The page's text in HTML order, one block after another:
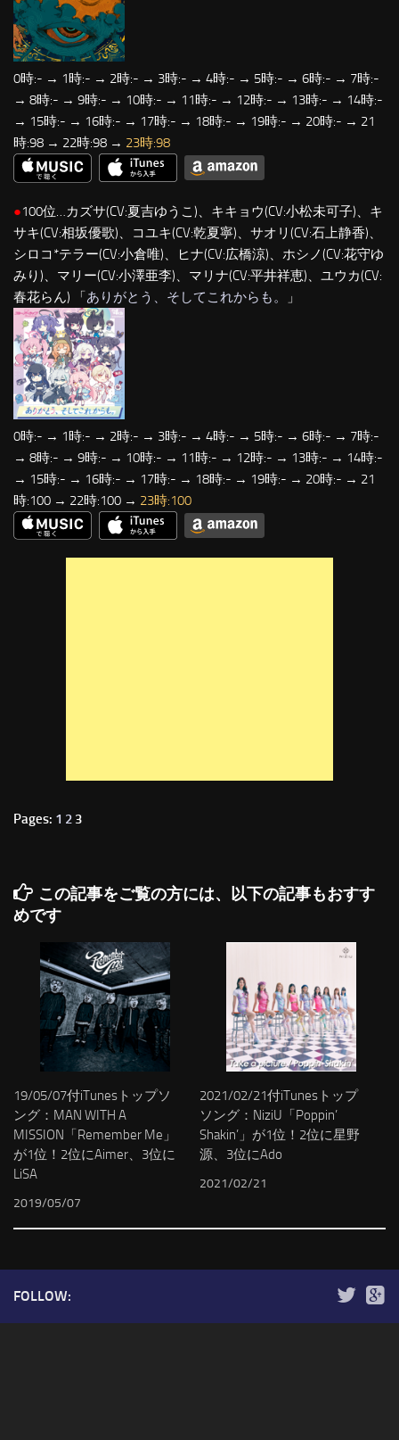
0時:- → 1時:- → 2時:- → 3時:- → 4時:- → 5時:- → 6時:- → 7時:-
→ 8時:- → 9時:- → 10時:- → 11時:- → 12時:- → 13時:- → 14時:-
→ 15時:- → 16時:- → 17時:- → 18時:- → 19時:- → 20時:- → 21
時:98 → 22時:98 → 23時:98
●100位…カズサ(CV:夏吉ゆうこ)、キキョウ(CV:小松未可子)、キ
サキ(CV:相坂優歌)、コユキ(CV:乾夏寧)、サオリ(CV:石上静香)、
シロコ*テラー(CV:小倉唯)、ヒナ(CV:広橋涼)、ホシノ(CV:花守ゆ
みり)、マリー(CV:小澤亜李)、マリナ(CV:平井祥恵)、ユウカ(CV:
春花らん) 「ありがとう、そしてこれからも。 」
0時:- → 1時:- → 2時:- → 3時:- → 4時:- → 5時:- → 6時:- → 7時:-
→ 8時:- → 9時:- → 10時:- → 11時:- → 12時:- → 13時:- → 14時:-
→ 15時:- → 16時:- → 17時:- → 18時:- → 19時:- → 20時:- → 21
時:100 → 22時:100 → 23時:100
Pages: 1 2 3
この記事をご覧の方には、以下の記事もおすす
めです
19/05/07付iTunesトップソ
ング：MAN WITH A
MISSION「Remember Me」
が1位！2位にAimer、3位に
LiSA
2019/05/07
2021/02/21付iTunesトップ
ソング：NiziU「Poppin’
Shakin’」が1位！2位に星野
源、3位にAdo
2021/02/21
FOLLOW: